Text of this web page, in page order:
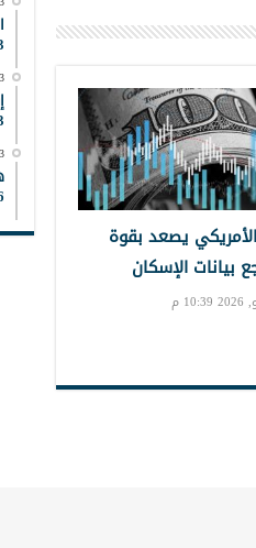
الأمريكي يصعد بقوة
بيانات الإسكان
23
23